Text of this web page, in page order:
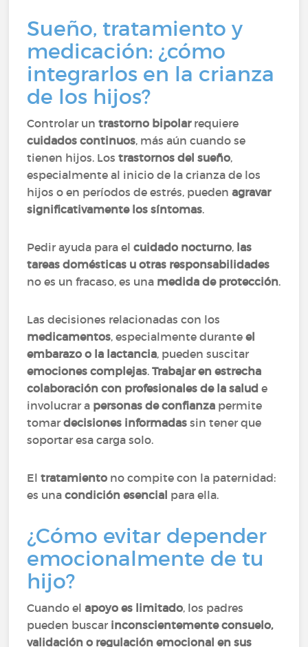
Sueño, tratamiento y
medicación: ¿cómo
integrarlos en la crianza
de los hijos?
Controlar untrastorno bipolarrequiere
cuidados continuos, más aún cuando se
tienen hijos. Lostrastornos del sueño,
especialmente al inicio de la crianza de los
hijos o en períodos de estrés, pueden agravar
significativamente los síntomas.
Pedir ayuda para elcuidado nocturno, las
tareas domésticas u otras responsabilidades
no es un fracaso, es una medida de protección.
Las decisiones relacionadas con los
medicamentos, especialmente duranteel
embarazo o la lactancia, pueden suscitar
emociones complejas.Trabajar en estrecha
colaboración con profesionales de la salud e
involucrar a personas de confianza permite
tomardecisiones informadas sin tener que
soportar esa carga solo.
Eltratamiento no compite con la paternidad:
es unacondición esencial para ella.
¿Cómo evitar depender
emocionalmente de tu
hijo?
Cuando elapoyo es limitado, los padres
pueden buscar inconscientemente consuelo,
validación o regulación emocional en sus